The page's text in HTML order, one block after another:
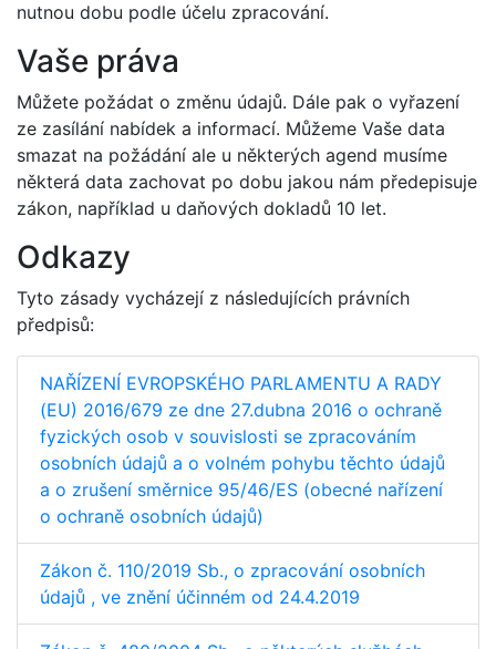
nutnou dobu podle účelu zpracování.
Vaše práva
Můžete požádat o změnu údajů. Dále pak o vyřazení
ze zasílání nabídek a informací. Můžeme Vaše data
smazat na požádání ale u některých agend musíme
některá data zachovat po dobu jakou nám předepisuje
zákon, například u daňových dokladů 10 let.
Odkazy
Tyto zásady vycházejí z následujících právních
předpisů:
NAŘÍZENÍ EVROPSKÉHO PARLAMENTU A RADY
(EU) 2016/679 ze dne 27.dubna 2016 o ochraně
fyzických osob v souvislosti se zpracováním
osobních údajů a o volném pohybu těchto údajů
a o zrušení směrnice 95/46/ES (obecné nařízení
o ochraně osobních údajů)
Zákon č. 110/2019 Sb., o zpracování osobních
údajů , ve znění účinném od 24.4.2019